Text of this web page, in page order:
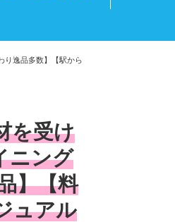
り逸品多数】【駅から
を受け
ニング
】【料
ュアル